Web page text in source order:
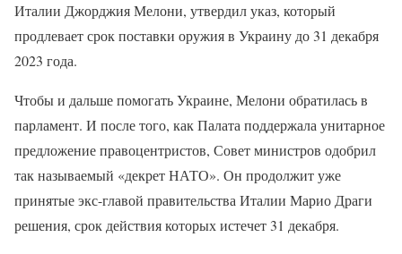
Италии Джорджия Мелони, утвердил указ, который
продлевает срок поставки оружия в Украину до 31 декабря
2023 года.
Чтобы и дальше помогать Украине, Мелони обратилась в
парламент. И после того, как Палата поддержала унитарное
предложение правоцентристов, Совет министров одобрил
так называемый «декрет НАТО». Он продолжит уже
принятые экс-главой правительства Италии Марио Драги
решения, срок действия которых истечет 31 декабря.